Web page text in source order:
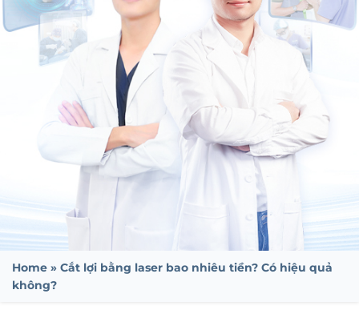
Home » Cắt lợi bằng laser bao nhiêu tiền? Có hiệu quả
không?